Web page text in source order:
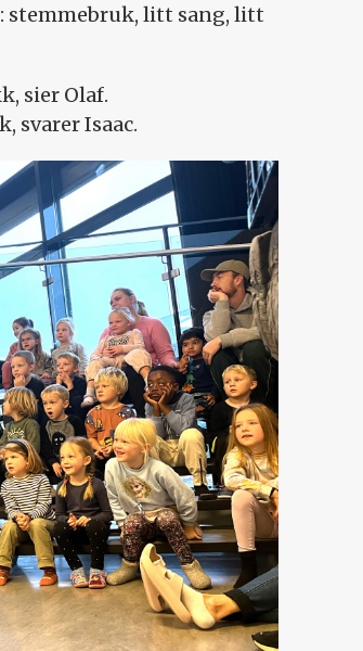
stemmebruk, litt sang, litt
sier Olaf.
svarer Isaac.